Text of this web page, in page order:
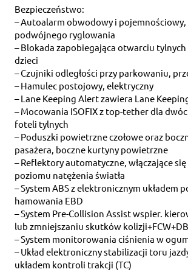
Bezpieczeństwo:
– Autoalarm obwodowy i pojemnościowy,
podwójnego ryglowania
– Blokada zapobiegająca otwarciu
dzieci
– Czujniki odległości przy parkowaniu,
– Hamulec postojowy, elektryczny
– Lane Keeping Alert zawiera Lane
– Mocowania ISOFIX z top-tether dla
foteli tylnych
– Poduszki powietrzne czołowe oraz
pasażera, boczne kurtyny powietrzne
– Reflektory automatyczne, włączające
poziomu natężenia światła
– System ABS z elektronicznym układem
hamowania EBD
– System Pre-Collision Assist wspier.
lub zmniejszaniu skutków
– System monitorowania ciśnienia w
– Układ elektroniczny stabilizacji toru
układem kontroli trakcji (TC)